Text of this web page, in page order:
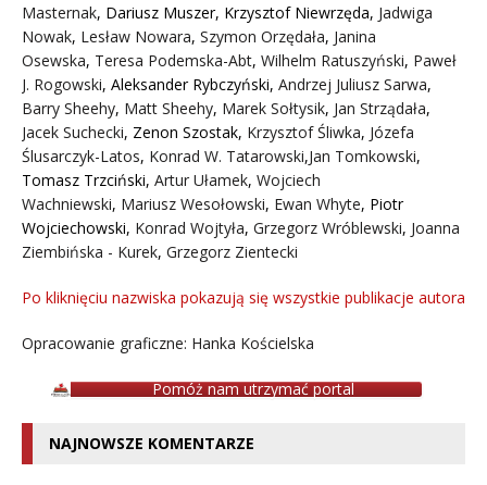
Masternak, Dariusz Muszer, Krzysztof Niewrzęda, Jadwiga
Nowak, Lesław Nowara, Szymon Orzędała, Janina
Osewska, Teresa Podemska-Abt, Wilhelm Ratuszyński, Paweł
J. Rogowski, Aleksander Rybczyński, Andrzej Juliusz Sarwa,
Barry Sheehy, Matt Sheehy, Marek Sołtysik, Jan Strządała,
Jacek Suchecki, Zenon Szostak, Krzysztof Śliwka, Józefa
Ślusarczyk-Latos, Konrad W. Tatarowski,Jan Tomkowski,
Tomasz Trzciński, Artur Ułamek, Wojciech
Wachniewski, Mariusz Wesołowski, Ewan Whyte, Piotr
Wojciechowski, Konrad Wojtyła, Grzegorz Wróblewski, Joanna
Ziembińska - Kurek, Grzegorz Zientecki
Po kliknięciu nazwiska pokazują się wszystkie publikacje autora
Opracowanie graficzne: Hanka Kościelska
Pomóż nam utrzymać portal
NAJNOWSZE KOMENTARZE